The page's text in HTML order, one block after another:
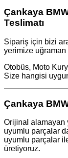
Çankaya
Teslimatı
Sipariş için bizi
yerimize uğraman
Otobüs, Moto
Size hangisi
Çankaya
Orijinal alamayan
uyumlu parçalar
uyumlu parçalar
üretiyoruz.